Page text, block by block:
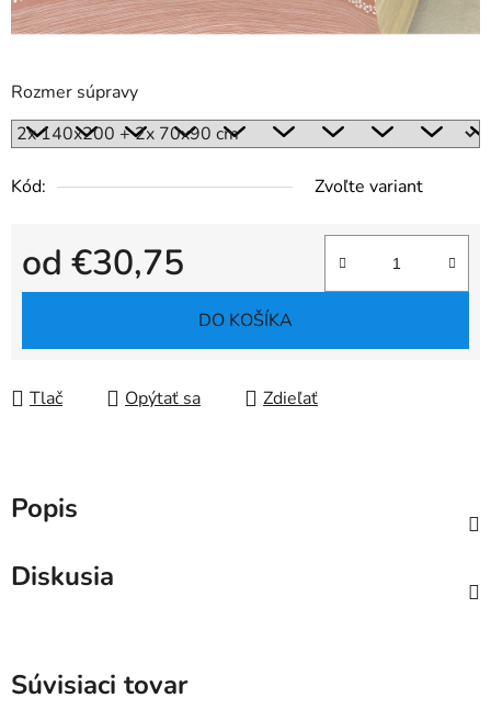
Rozmer súpravy
Kód: Zvoľte variant
od €30,75
Jednotková cena:
DO KOŠÍKA
Tlač Opýtať sa Zdieľať
Popis
Diskusia
Súvisiaci tovar